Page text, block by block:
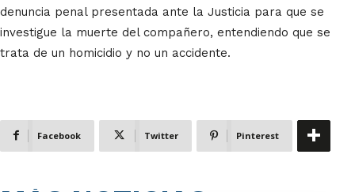
denuncia penal presentada ante la Justicia para que se
investigue la muerte del compañero, entendiendo que se
trata de un homicidio y no un accidente.
Facebook Twitter Pinterest